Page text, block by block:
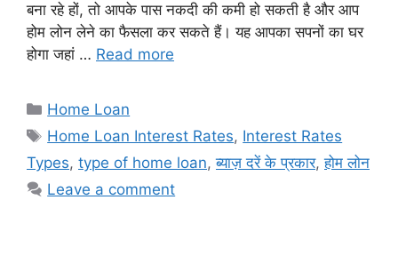
बना रहे हों, तो आपके पास नकदी की कमी हो सकती है और आप
होम लोन लेने का फैसला कर सकते हैं। यह आपका सपनों का घर
होगा जहां … Read more
Categories
Home Loan
Tags
Home Loan Interest Rates, Interest Rates
Types, type of home loan,ब्याज़ दरें के प्रकार,होम लोन
Leave a comment